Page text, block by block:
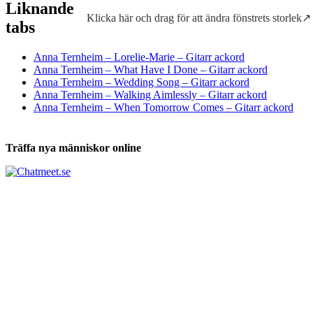
Klicka här och drag för att ändra fönstrets storlek↗
Tabs och ackord för både bas och gitarr
Liknande
tabs
Anna Ternheim – Lorelie-Marie – Gitarr ackord
Anna Ternheim – What Have I Done – Gitarr ackord
Anna Ternheim – Wedding Song – Gitarr ackord
Anna Ternheim – Walking Aimlessly – Gitarr ackord
Anna Ternheim – When Tomorrow Comes – Gitarr ackord
Träffa nya människor online